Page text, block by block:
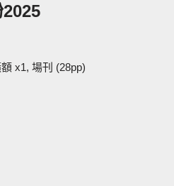
x1, 場刊 (28pp)